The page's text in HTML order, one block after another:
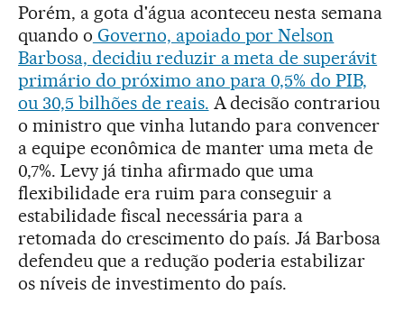
Porém, a gota d'água aconteceu nesta semana
quando o Governo, apoiado por Nelson
Barbosa, decidiu reduzir a meta de superávit
primário do próximo ano para 0,5% do PIB,
ou 30,5 bilhões de reais. A decisão contrariou
o ministro que vinha lutando para convencer
a equipe econômica de manter uma meta de
0,7%. Levy já tinha afirmado que uma
flexibilidade era ruim para conseguir a
estabilidade fiscal necessária para a
retomada do crescimento do país. Já Barbosa
defendeu que a redução poderia estabilizar
os níveis de investimento do país.